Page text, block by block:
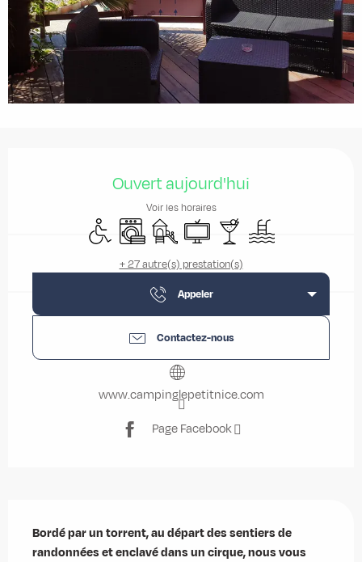
Ouvert aujourd'hui
Voir les horaires
Accès handicapés
Lave lingeJeux pour enfants / Espace jeux
TélévisionBar / Buvette
Piscine
+ 27 autre(s) prestation(s)
Appeler
Contactez-nous
www.campinglepetitnice.com
Page Facebook
Bordé par un torrent, au départ des sentiers de
randonnées et enclavé dans un cirque, nous vous